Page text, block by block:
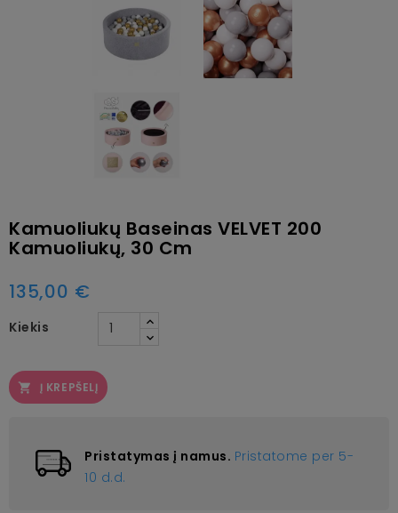
Kamuoliukų Baseinas VELVET 200
Kamuoliukų, 30 Cm
135,00 €
Kiekis
 Į KREPŠELĮ
Pristatymas į namus. Pristatome per 5-
10 d.d.